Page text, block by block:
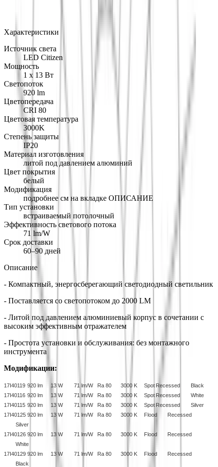
Характеристики
Источник света
LED Citizen
Мощность
1 х 13 Вт
Светопоток
920 lm
Цветопередача
CRI 80
Цветовая температура
3000K
Степень защиты
IP20
Материал изготовления
литой под давлением алюминий
Цвет покрытия
белый
Модификация
подробнее см на вкладке ОПИСАНИЕ
Тип установки
встраиваемый потолочный
Эффективность светового потока
71 lm/W
Срок доставки
60–90 дней
Описание
- Компактный, энергосберегающий светодиодный светильник
- Поставляется со светопотоком до 2000 LM
- Литой под давлением алюминиевый корпус в сочетании с
высоким эффективным отражателем
- Простота установки и обслуживания: без монтажного
инструмента
Модификации:
17I40119 920 lm 13 W 71 lm/W Ra 80 3000 K Spot Recessed
Black
17I40116 920 lm 13 W 71 lm/W Ra 80 3000 K SpotRecessed
White
17I40115 920 lm 13 W 71 lm/W Ra 80 3000 K SpotRecessed
Silver
17I40125 920 lm 13 W 71 lm/W Ra 80 3000 K Flood
Recessed
Silver
17I40126 920 lm 13 W 71 lm/W Ra 80 3000 K Flood
Recessed
White
17I40129 920 lm 13 W 71 lm/W Ra 80 3000 K Flood
Recessed
Black